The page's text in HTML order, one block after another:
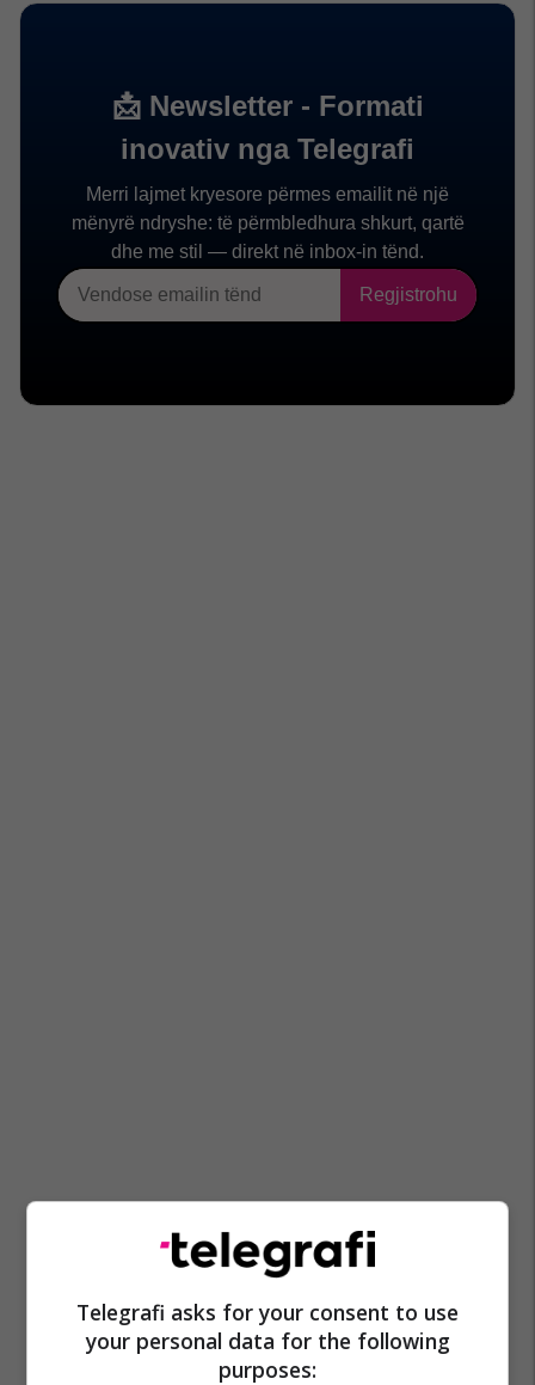
Telegrafi asks for your consent to use
your personal data for the following
purposes: